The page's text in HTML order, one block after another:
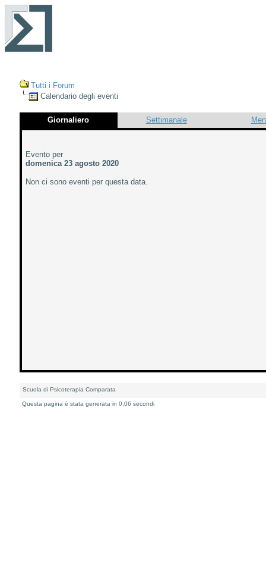
Tutti i Forum
Calendario degli eventi
Giornaliero Settimanale
Evento per
domenica 23 agosto 2020
Non ci sono eventi per questa data.
Scuola di Psicoterapia Comparata
Questa pagina è stata generata in 0,06 secondi